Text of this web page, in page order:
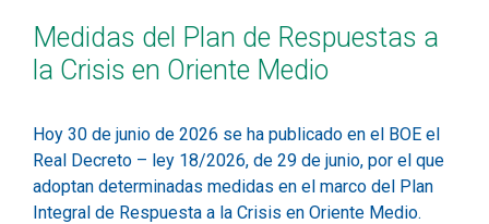
Medidas del Plan de Respuestas a
la Crisis en Oriente Medio
Hoy 30 de junio de 2026 se ha publicado en el BOE el
Real Decreto – ley 18/2026, de 29 de junio, por el que
adoptan determinadas medidas en el marco del Plan
Integral de Respuesta a la Crisis en Oriente Medio.